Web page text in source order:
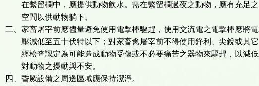
在繫留欄中，應提供動物飲水。需在繫留欄過夜之動物，應有充足之
空間以供動物躺下。
三、家畜屠宰前應儘量避免使用電擊棒驅趕，使用交流電之電擊棒應將電
壓減低至五十伏特以下；對家畜禽屠宰前不得使用鋒利、尖銳或其它
經檢查認定為可能造成動物受傷或不必要痛苦之器物來驅趕，以減低
對動物之擾動與不安。
四、昏厥設備之周邊區域應保持潔淨。